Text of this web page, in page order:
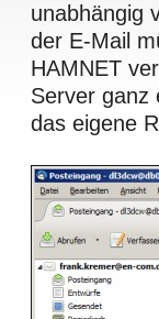
unabhängig
der E-Mail
HAMNET
Server ganz
das eigene